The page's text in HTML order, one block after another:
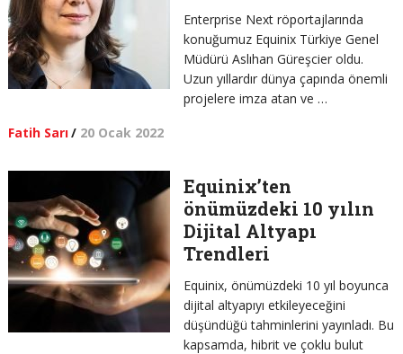
Enterprise Next röportajlarında
konuğumuz Equinix Türkiye Genel
Müdürü Aslıhan Güreşcier oldu.
Uzun yıllardır dünya çapında önemli
projelere imza atan ve …
Fatih Sarı/ 20 Ocak 2022
Equinix’ten
önümüzdeki 10 yılın
Dijital Altyapı
Trendleri
Equinix, önümüzdeki 10 yıl boyunca
dijital altyapıyı etkileyeceğini
düşündüğü tahminlerini yayınladı. Bu
kapsamda, hibrit ve çoklu bulut